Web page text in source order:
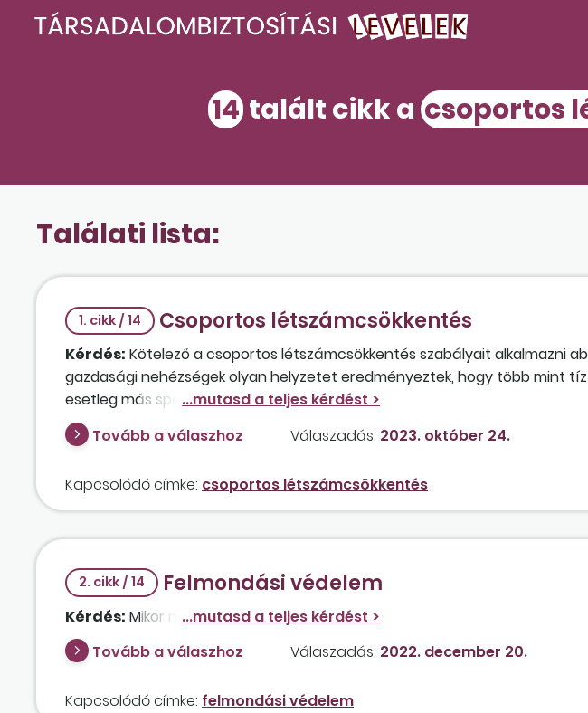
14talált cikk a csoportos
Találati lista:
1. cikk / 14 Csoportos létszámcsökkentés
Kérdés: Kötelező a csoportos létszámcsökkentés szabályait alkalmazni
gazdasági nehézségek olyan helyzetet eredményeztek, hogy több mint
esetleg más speciális szabály, amit alkalmazni kell ebben az esetben, vagy
Tovább a válaszhoz
Válaszadás: 2023. október 24.
Kapcsolódó címke: csoportos létszámcsökkentés
2. cikk / 14 Felmondási védelem
Kérdés: Mikor nem lehet felmondást közölni a munkavállalóval? Milyen
Tovább a válaszhoz
Válaszadás: 2022. december 20.
Kapcsolódó címke: felmondási védelem